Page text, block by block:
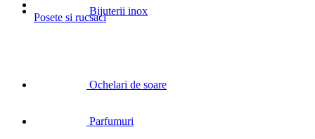
Bijuterii inox
Posete si rucsaci
Ochelari de soare
Parfumuri